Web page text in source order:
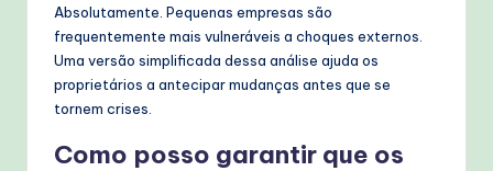
Absolutamente. Pequenas empresas são
frequentemente mais vulneráveis a choques externos.
Uma versão simplificada dessa análise ajuda os
proprietários a antecipar mudanças antes que se
tornem crises.
Como posso garantir que os